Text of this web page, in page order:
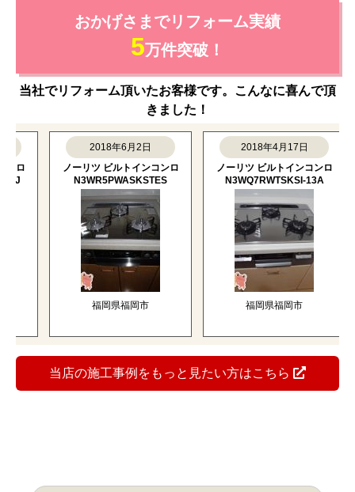
おかげさまでリフォーム実績
5万件突破！
当社でリフォーム頂いたお客様です。こんなに喜んで頂
きました！
2018年6月2日
ノーリツ ビルトインコンロ
N3WR5PWASKSTES
福岡県福岡市
2018年4月17日
ノーリツ ビルトインコンロ
N3WQ7RWTSKSI-13A
福岡県福岡市
当店の施工事例をもっと見たい方はこちら